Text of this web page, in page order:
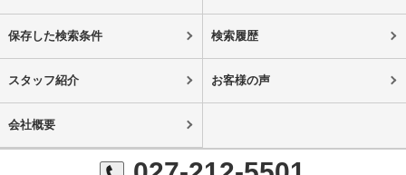
保存した検索条件 検索履歴
スタッフ紹介 お客様の声
会社概要